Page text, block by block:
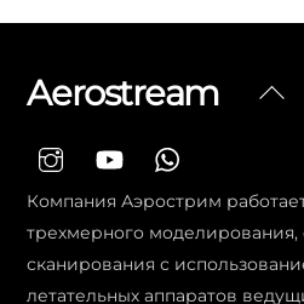
Aerostream
Компания Аэрострим
трехмерного моделирования,
сканирования с
летательных аппаратов